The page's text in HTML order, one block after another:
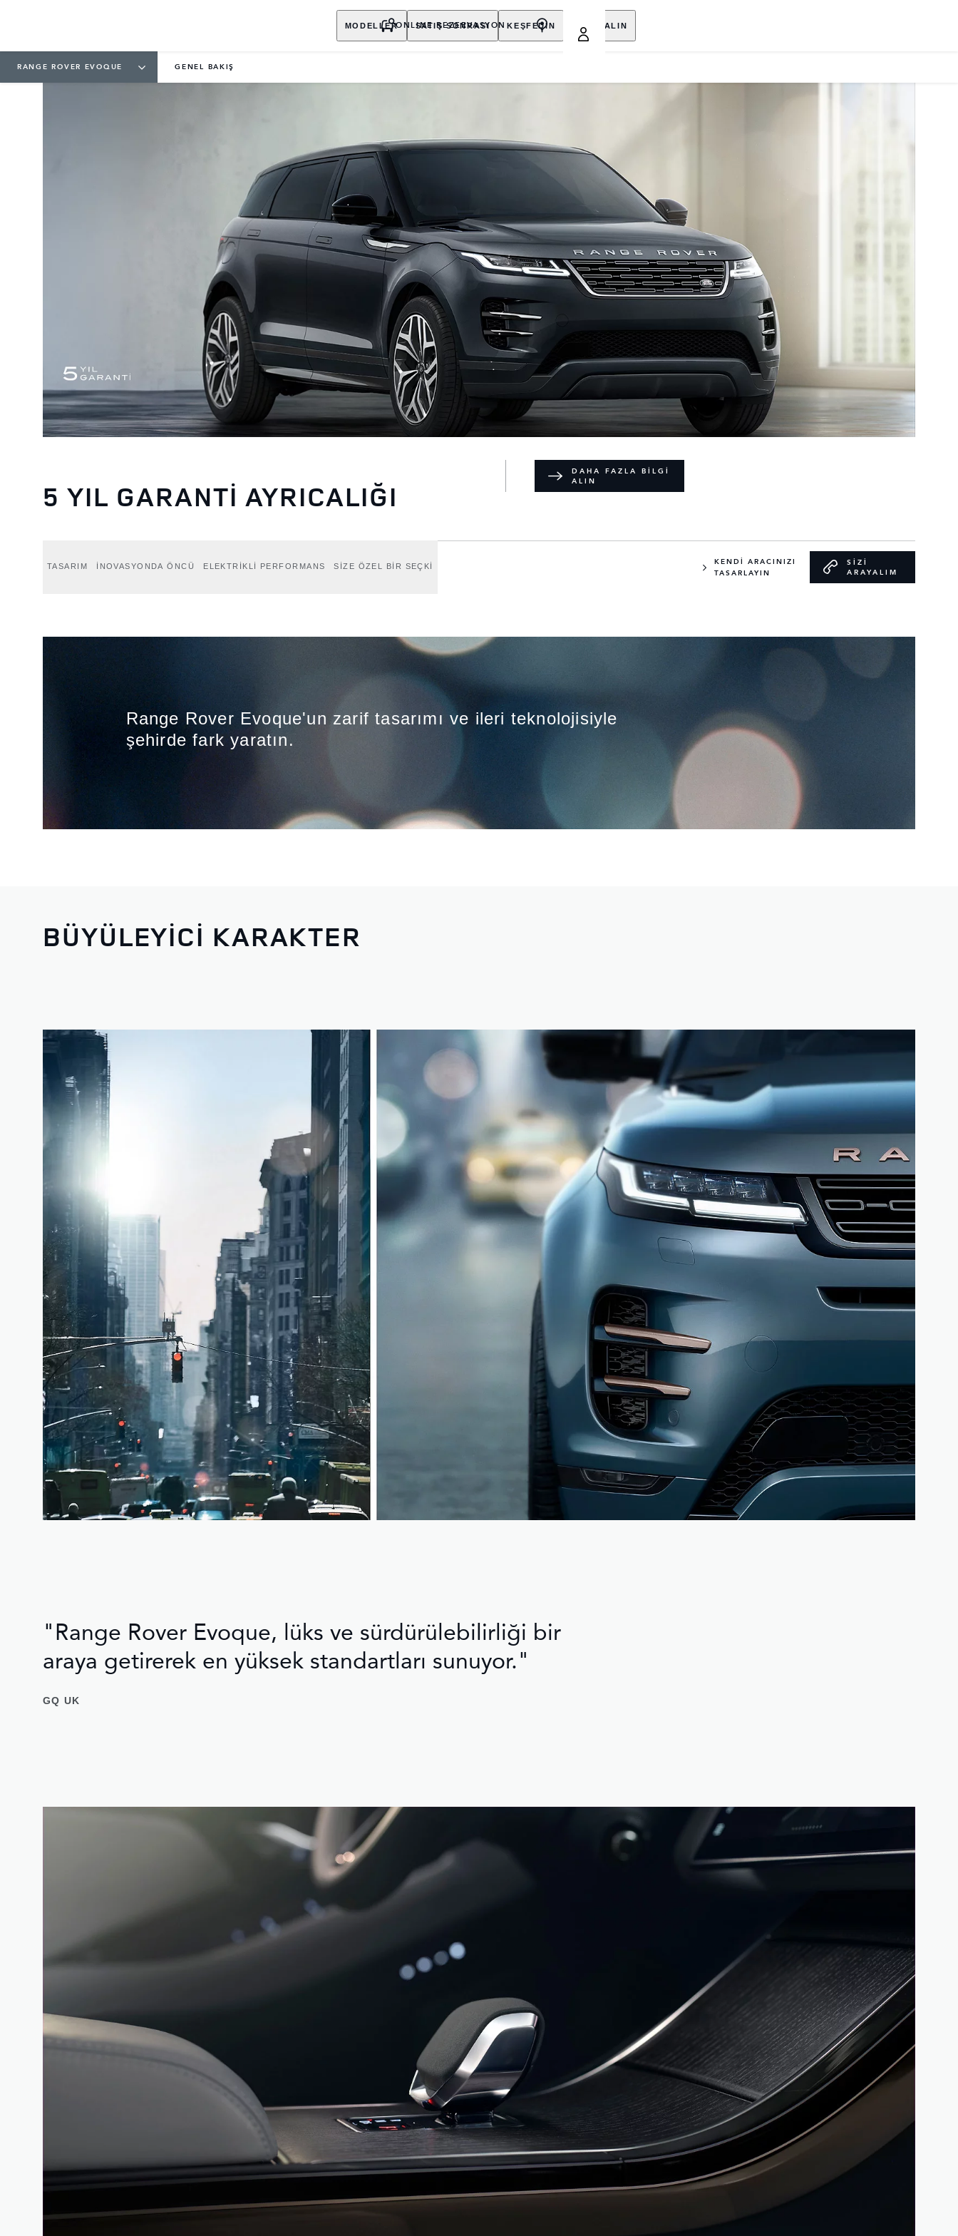
MODELLER SATIŞ SONRASI KEŞFEDİN SATIN ALIN
ONLINE REZERVASYON
RANGE ROVER EVOQUE GENEL BAKIŞ
5 YIL GARANTİ AYRICALIĞI
DAHA FAZLA BİLGİ
ALIN
TASARIM İNOVASYONDA ÖNCÜ ELEKTRİKLİ PERFORMANS SİZE ÖZEL BİR SEÇKİ
KENDİ ARACINIZI
TASARLAYIN
SİZİ
ARAYALIM
Range Rover Evoque'un zarif tasarımı ve ileri teknolojisiyle
şehirde fark yaratın.
BÜYÜLEYİCİ KARAKTER
"Range Rover Evoque, lüks ve sürdürülebilirliği bir
araya getirerek en yüksek standartları sunuyor."
GQ UK